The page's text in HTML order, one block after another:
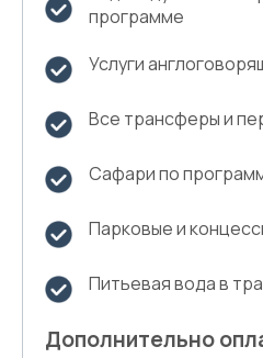
программе
Услуги
Все трансферы и
Сафари по
Парковые и
Питьевая вода в
Дополнительно